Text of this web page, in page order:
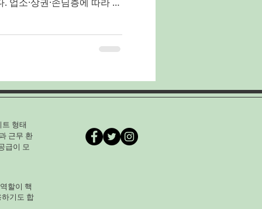
트·호스티스 직종 평균 참
나와, 서울보다 약간 낮지
규 직업 데이터 기반 직종
바 유흥에서 받는 벌이는 알
형태
근무 환
급이 모
할이 핵
기도 합